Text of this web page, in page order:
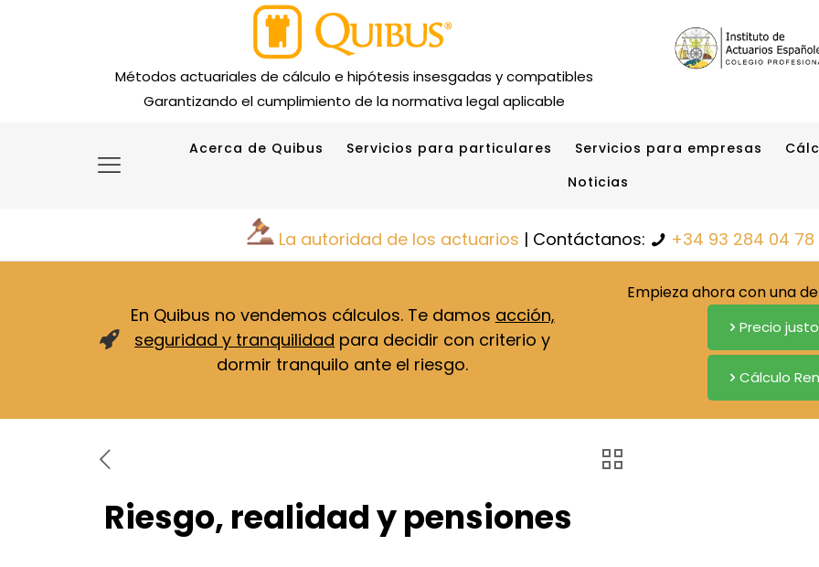
Métodos actuariales de cálculo e hipótesis insesgadas y compatibles
Garantizando el cumplimiento de la normativa legal aplicable
Acerca de Quibus Servicios para particulares Servicios para empresas
Noticias
La autoridad de los actuarios | Contáctanos: +34 93 284 04 78
En Quibus no vendemos cálculos. Te damos acción,
seguridad y tranquilidad para decidir con criterio y
dormir tranquilo ante el riesgo.
Empieza ahora con una
Precio
Cálculo
Riesgo, realidad y pensiones